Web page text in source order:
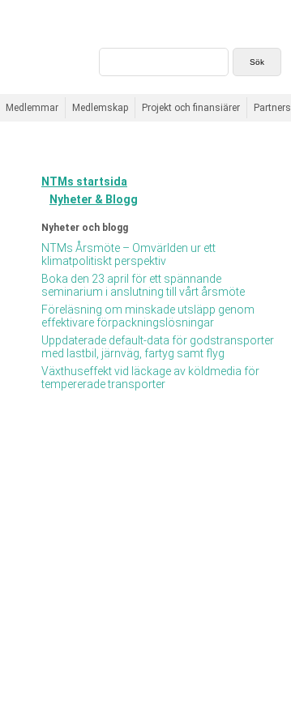
Medlemmar Medlemskap Projekt och finansiärer Partners
NTMs startsida
Nyheter & Blogg
Nyheter och blogg
NTMs Årsmöte – Omvärlden ur ett
klimatpolitiskt perspektiv
Boka den 23 april för ett spännande
seminarium i anslutning till vårt årsmöte
Föreläsning om minskade utsläpp genom
effektivare förpackningslösningar
Uppdaterade default-data för godstransporter
med lastbil, järnväg, fartyg samt flyg
Växthuseffekt vid läckage av köldmedia för
tempererade transporter